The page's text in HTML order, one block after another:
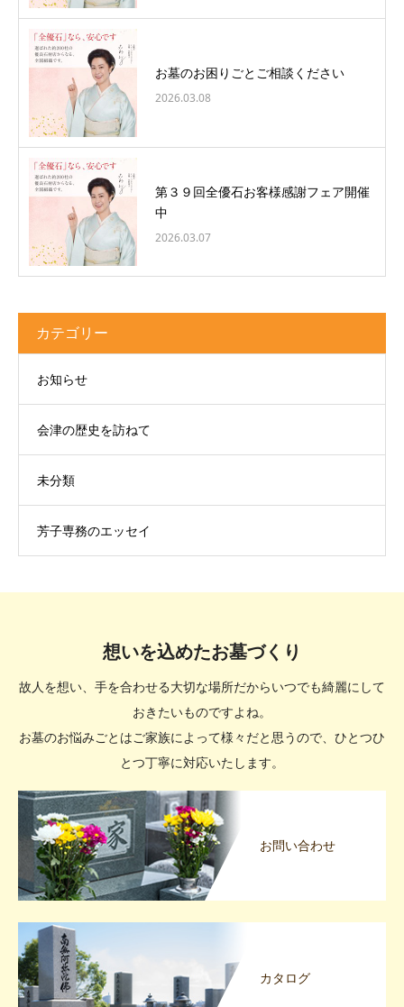
お墓のお困りごとご相談ください
2026.03.08
第３９回全優石お客様感謝フェア開催
中
2026.03.07
カテゴリー
お知らせ
会津の歴史を訪ねて
未分類
芳子専務のエッセイ
想いを込めたお墓づくり
故人を想い、手を合わせる大切な場所だからいつでも綺麗にして
おきたいものですよね。
お墓のお悩みごとはご家族によって様々だと思うので、ひとつひ
とつ丁寧に対応いたします。
お問い合わせ
カタログ